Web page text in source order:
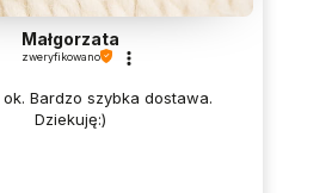
Małgorzata
zweryfikowano
Bardzo szybka dostawa.
Dziekuję:)